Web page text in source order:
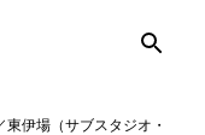
ンツに移動
伊場（サブスタジオ・